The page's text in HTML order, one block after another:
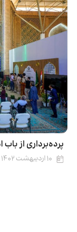
پرده‌برداری از
۱۰ اردیبهشت ۱۴۰۲